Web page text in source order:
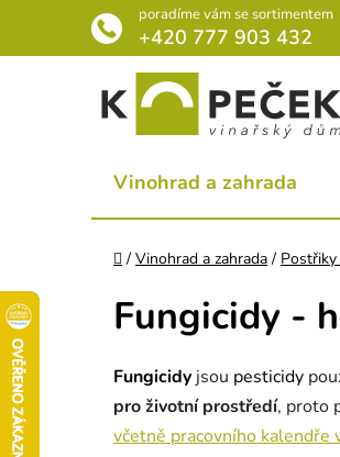
obsah
poradíme vám se sortimentem
+420 777 903 432
Rádce
Vinohrad a zahrada
Domů
/ Vinohrad a zahrada /
Fungicidy -
Fungicidy jsou pesticidy
pro životní prostředí, proto
včetně pracovního kalendře